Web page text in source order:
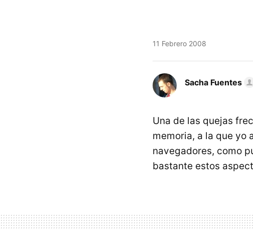
11 Febrero 2008
Sacha Fuentes
Una de las quejas
memoria, a la que yo
navegadores, como
bastante estos